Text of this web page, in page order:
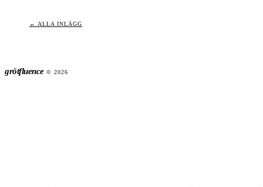
← ALLA INLÄGG
grötfluence © 2026